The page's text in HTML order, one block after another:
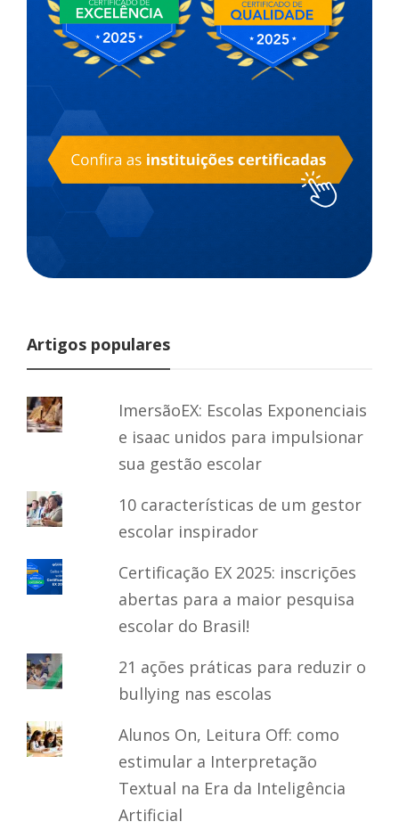
Artigos populares
ImersãoEX: Escolas Exponenciais
e isaac unidos para impulsionar
sua gestão escolar
10 características de um gestor
escolar inspirador
Certificação EX 2025: inscrições
abertas para a maior pesquisa
escolar do Brasil!
21 ações práticas para reduzir o
bullying nas escolas
Alunos On, Leitura Off: como
estimular a Interpretação
Textual na Era da Inteligência
Artificial